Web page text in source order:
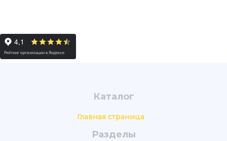
Каталог
Главная страница
Разделы